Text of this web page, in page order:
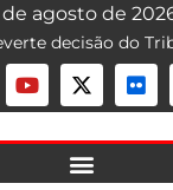
agosto de